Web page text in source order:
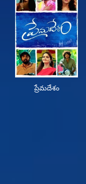
ప్రేమదేశం